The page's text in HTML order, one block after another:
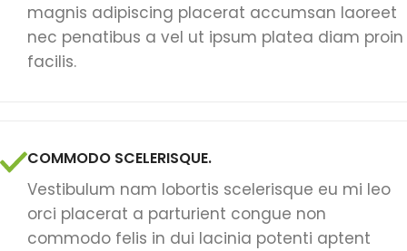
magnis adipiscing placerat accumsan laoreet
nec penatibus a vel ut ipsum platea diam proin
facilis.
COMMODO SCELERISQUE.
Vestibulum nam lobortis scelerisque eu mi leo
orci placerat a parturient congue non
commodo felis in dui lacinia potenti aptent